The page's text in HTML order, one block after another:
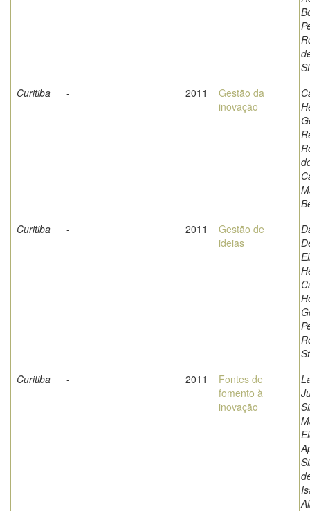
Curitiba
- 2011
Gestão da
inovação
Curitiba
- 2011
Gestão de
ideias
Curitiba
- 2011
Fontes de
fomento à
inovação